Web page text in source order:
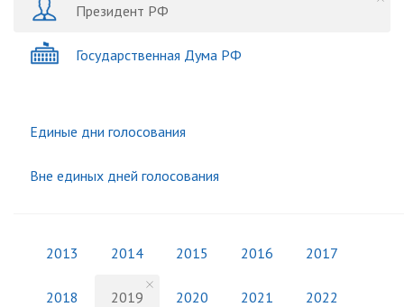
Президент РФ
Государственная Дума РФ
Единые дни голосования
Вне единых дней голосования
2013 2014 2015 2016 2017
2018 2019 2020 2021 2022